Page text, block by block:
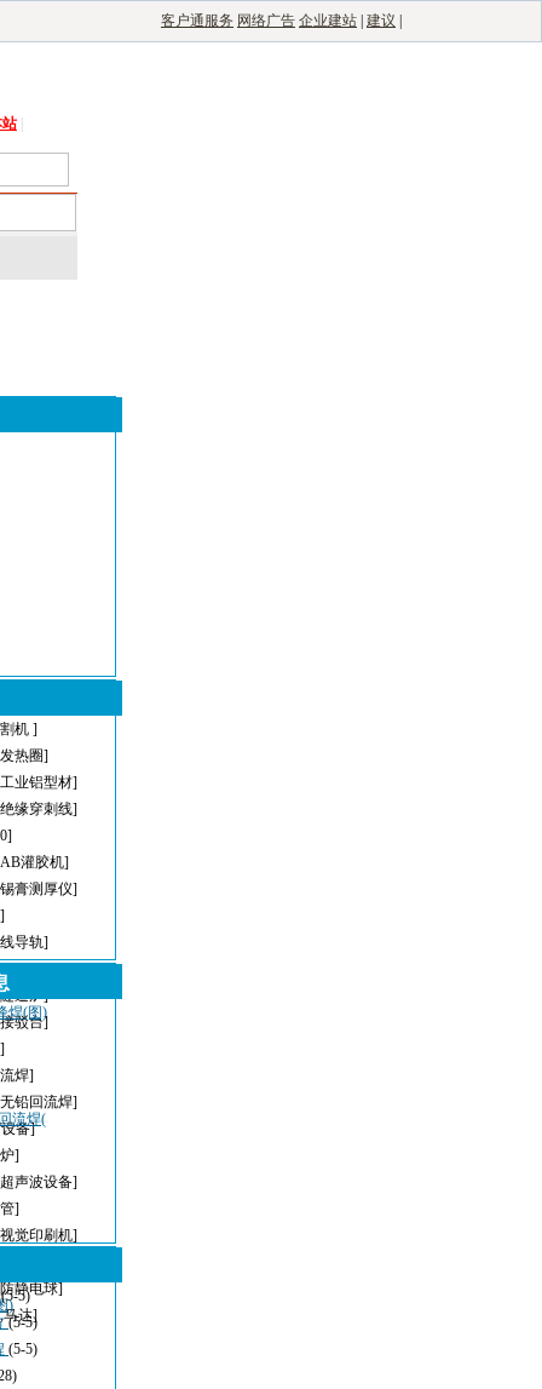
客户通服务 网络广告 企业建站 建议
|
机 ]
热圈]
业铝型材]
缘穿刺线]
灌胶机]
膏测厚仪]
导轨]
道炉]
驳台]
焊]
铅回流焊]
备]
]
声波设备]
]
觉印刷机]
静电球]
马达]
焊(图)
流焊(
)
(5-5)
(5-5)
(5-5)